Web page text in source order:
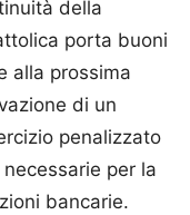
della
porta buoni
alla prossima
di un
penalizzato
per la
bancarie.